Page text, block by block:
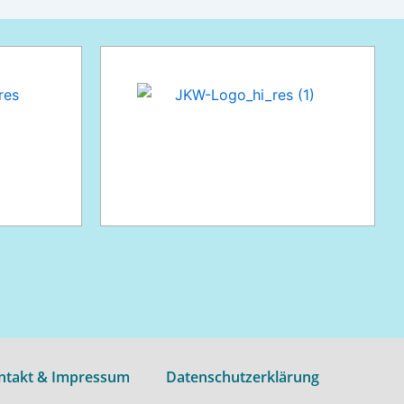
& Impressum Datenschutzerklärung